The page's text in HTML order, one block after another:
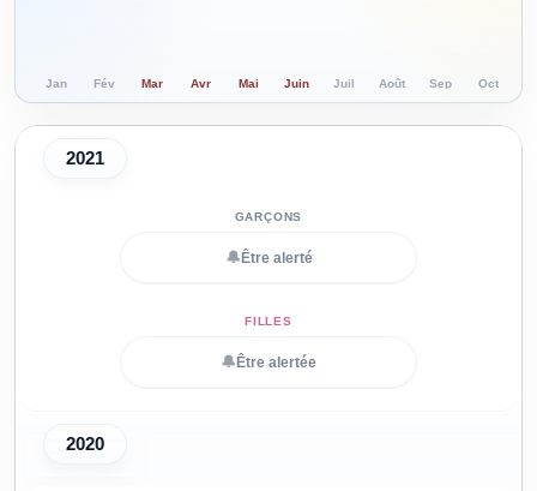
Jan Fév Mar Avr Mai Juin Juil Août Sep Oct
2021
🔔 Être alerté
🔔 Être alertée
2020